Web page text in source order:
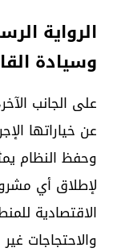
الرواية
وسيادة
على الجانب
عن خياراتها
وحفظ النظام
لإطلاق أي
الاقتصادية
والاحتجاجات